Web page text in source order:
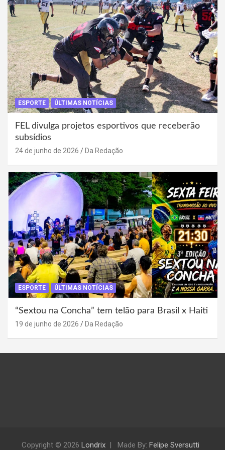
ESPORTE ÚLTIMAS NOTÍCIAS
FEL divulga projetos esportivos que receberão
subsídios
24 de junho de 2026 Da Redação
ESPORTE ÚLTIMAS NOTÍCIAS
“Sextou na Concha” tem telão para Brasil x Haiti
19 de junho de 2026 Da Redação
Copyright © 2026 Londrix Made By: Felipe Sversutti